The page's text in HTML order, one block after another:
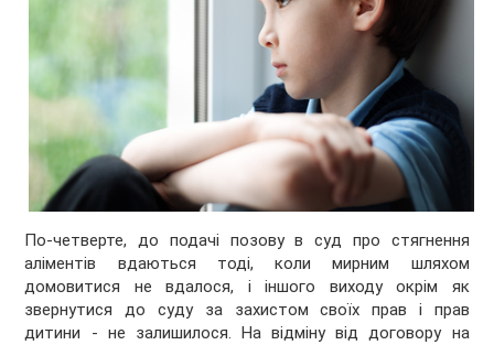
По-четверте, до подачі позову в суд про стягнення
аліментів вдаються тоді, коли мирним шляхом
домовитися не вдалося, і іншого виходу окрім як
звернутися до суду за захистом своїх прав і прав
дитини - не залишилося. На відміну від договору на